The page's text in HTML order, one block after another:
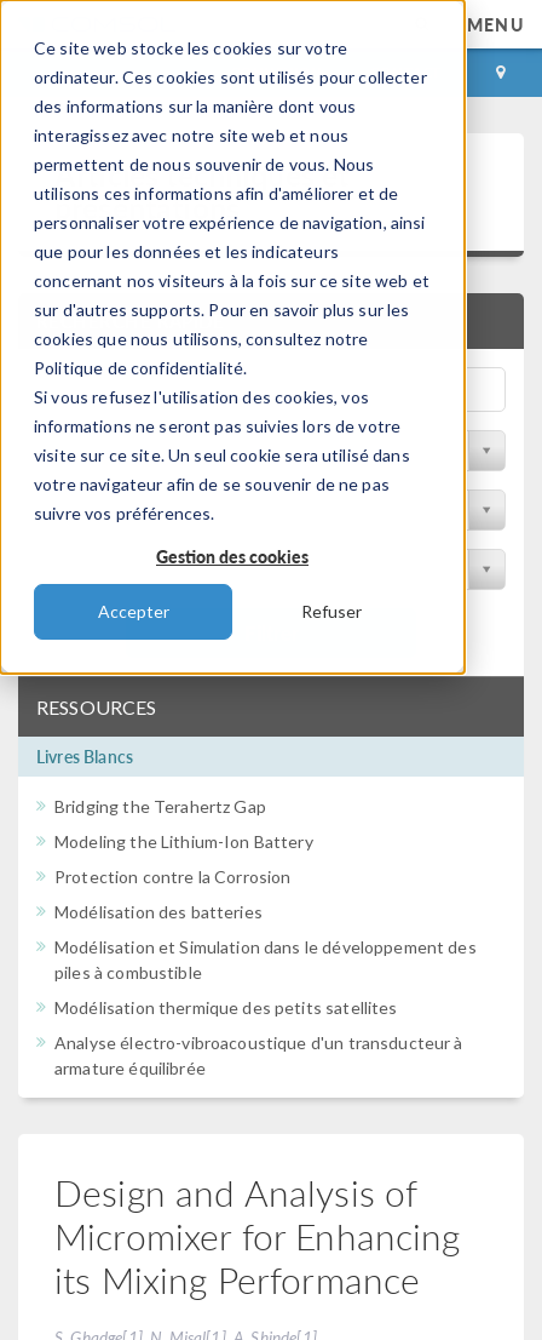
Ce site web stocke les cookies sur votre
ordinateur. Ces cookies sont utilisés pour collecter
des informations sur la manière dont vous
interagissez avec notre site web et nous
permettent de nous souvenir de vous. Nous
utilisons ces informations afin d'améliorer et de
personnaliser votre expérience de navigation, ainsi
que pour les données et les indicateurs
concernant nos visiteurs à la fois sur ce site web et
sur d'autres supports. Pour en savoir plus sur les
cookies que nous utilisons, consultez notre
Politique de confidentialité.
Si vous refusez l'utilisation des cookies, vos
informations ne seront pas suivies lors de votre
visite sur ce site. Un seul cookie sera utilisé dans
votre navigateur afin de se souvenir de ne pas
suivre vos préférences.
Gestion des cookies
Accepter Refuser
MENU
CONNEXION CONTACT
Articles techniques et
présentations
RECHERCHE RAPIDE
Filtrer par domaine physique
Filtrer par Industrie
Filtrer par conférence
RESSOURCES
Livres Blancs
Bridging the Terahertz Gap
Modeling the Lithium-Ion Battery
Protection contre la Corrosion
Modélisation des batteries
Modélisation et Simulation dans le développement des
piles à combustible
Modélisation thermique des petits satellites
Analyse électro-vibroacoustique d'un transducteur à
armature équilibrée
Design and Analysis of
Micromixer for Enhancing
its Mixing Performance